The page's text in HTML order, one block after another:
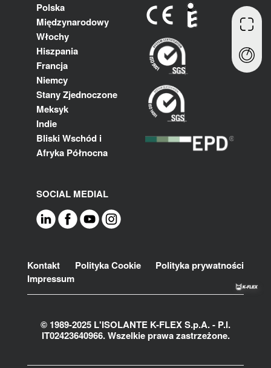
Polska
Międzynarodowy
Włochy
Hiszpania
Francja
Niemcy
Stany Zjednoczone
Meksyk
Indie
Bliski Wschód i
Afryka Północna
SOCIAL MEDIAL
Footer
Kontakt Polityka Cookie
Polityka prywatności
Impressum
© 1989-2025 L'ISOLANTE K-FLEX S.p.A. - P.l.
IT02423640966. Wszelkie prawa zastrzeżone.